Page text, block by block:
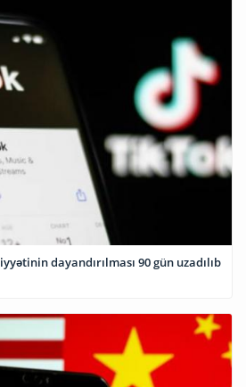
dayandırılması 90 gün uzadılıb